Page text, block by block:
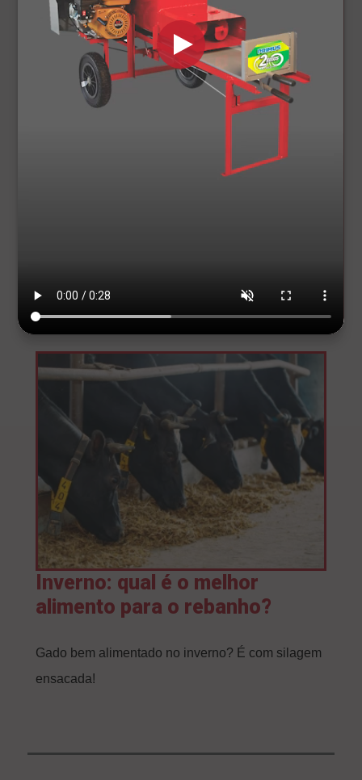
Silagem x Pastagem
Inverno: qual é o melhor
alimento para o rebanho?
Gado bem alimentado no inverno? É com silagem
ensacada!